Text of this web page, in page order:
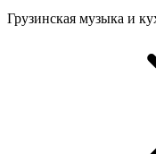
Грузинская музыка и